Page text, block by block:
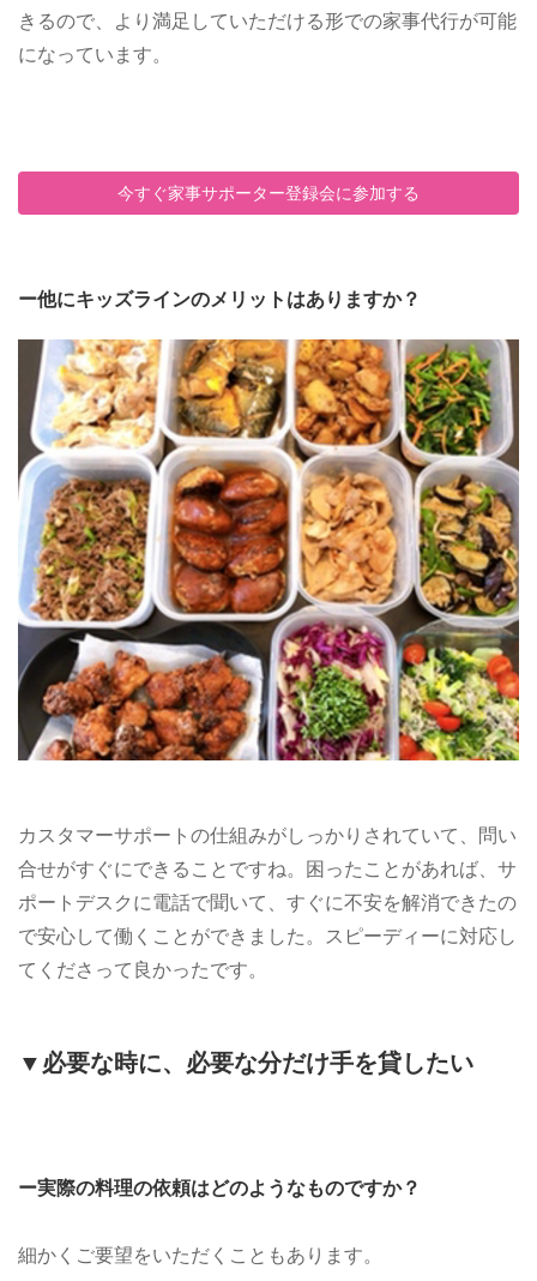
きるので、より満足していただける形での家事代行が可能
になっています。
今すぐ家事サポーター登録会に参加する
ー他にキッズラインのメリットはありますか？
カスタマーサポートの仕組みがしっかりされていて、問い
合せがすぐにできることですね。困ったことがあれば、サ
ポートデスクに電話で聞いて、すぐに不安を解消できたの
で安心して働くことができました。スピーディーに対応し
てくださって良かったです。
▼必要な時に、必要な分だけ手を貸したい
ー実際の料理の依頼はどのようなものですか？
細かくご要望をいただくこともあります。